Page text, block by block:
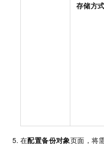
存储方式
在配置备份对象页面，将